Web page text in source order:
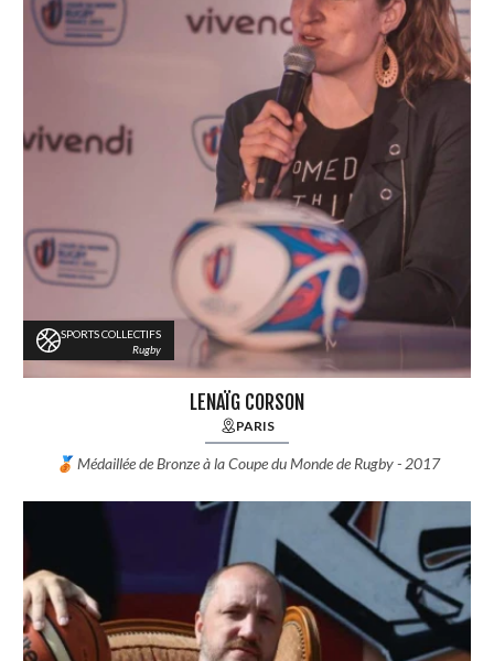
SPORTS COLLECTIFS
Rugby
LENAÏG CORSON
PARIS
🥉 Médaillée de Bronze à la Coupe du Monde de Rugby - 2017